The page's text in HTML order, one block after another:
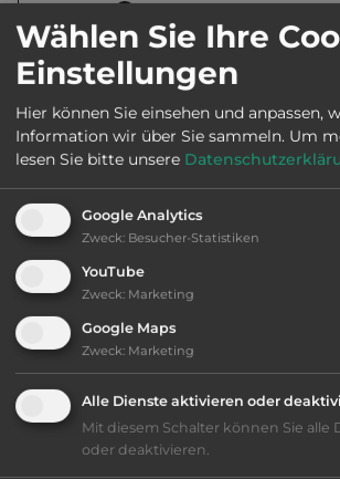
Telefon: 00420 241
Ausstattung:
AB-Abfahrt max. 10 km entfernt
bis 55,- Euro
Klassifizierung: gut
Lage: schön
Wählen Sie Ihre
Einstellungen
Hier können Sie einsehen und anpassen,
Information wir über Sie sammeln. Um
lesen Sie bitte unsere
Google Analytics
Zweck: Besucher-Statistiken
YouTube
Zweck: Marketing
Google Maps
Zweck: Marketing
Alle Dienste aktivieren oder
Mit diesem Schalter können Sie alle
oder deaktivieren.